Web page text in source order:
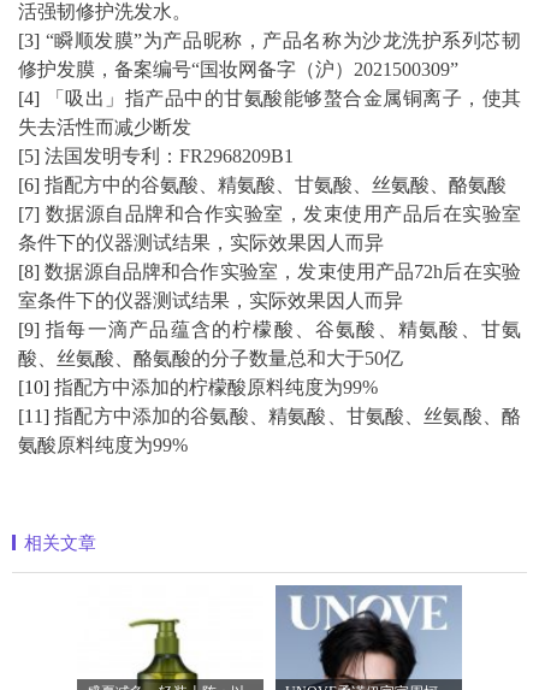
活强韧修护洗发水。
[3] “瞬顺发膜”为产品昵称，产品名称为沙龙洗护系列芯韧
修护发膜，备案编号“国妆网备字（沪）2021500309”
[4] 「吸出」指产品中的甘氨酸能够螯合金属铜离子，使其
失去活性而减少断发
[5] 法国发明专利：FR2968209B1
[6] 指配方中的谷氨酸、精氨酸、甘氨酸、丝氨酸、酪氨酸
[7] 数据源自品牌和合作实验室，发束使用产品后在实验室
条件下的仪器测试结果，实际效果因人而异
[8] 数据源自品牌和合作实验室，发束使用产品72h后在实验
室条件下的仪器测试结果，实际效果因人而异
[9] 指每一滴产品蕴含的柠檬酸、谷氨酸、精氨酸、甘氨
酸、丝氨酸、酪氨酸的分子数量总和大于50亿
[10] 指配方中添加的柠檬酸原料纯度为99%
[11] 指配方中添加的谷氨酸、精氨酸、甘氨酸、丝氨酸、酪
氨酸原料纯度为99%
相关文章